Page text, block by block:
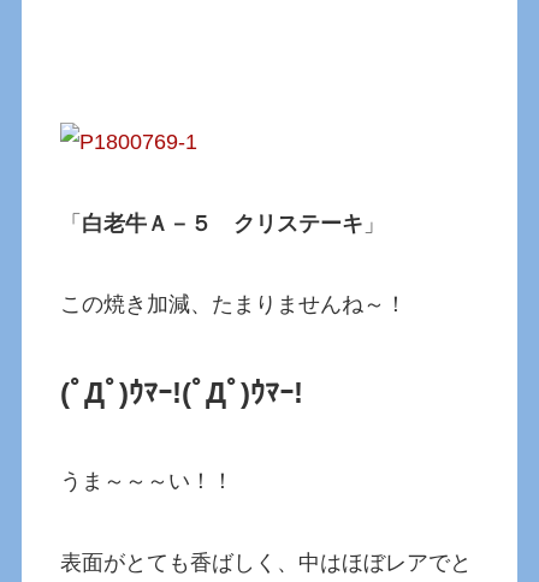
「 白老牛Ａ－５ クリステーキ 」
この焼き加減、たまりませんね～！
(ﾟДﾟ)ｳﾏｰ!(ﾟДﾟ)ｳﾏｰ!
うま～～～い！！
表面がとても香ばしく、中はほぼレアでと